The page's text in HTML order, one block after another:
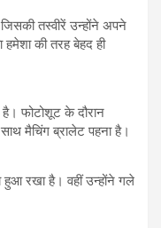
तस्वीरें उन्होंने अपने
हमेशा की तरह बेहद ही
है। फोटोशूट के दौरान
मैचिंग ब्रालेट पहना है।
रखा है। वहीं उन्होंने गले